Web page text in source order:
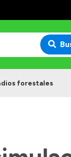
forestales